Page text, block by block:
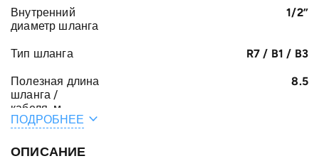
Внутренний
диаметр шланга
1/2”
Тип шланга R7 / B1 / B3
Полезная длина
шланга /
кабеля, м
8.5
шланга /
ПОДРОБНЕЕ
ОПИСАНИЕ